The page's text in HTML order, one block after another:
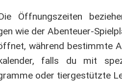
Öffnungszeiten
wie der Abenteuer-
während bestimmte
falls du mit
oder tiergestützte